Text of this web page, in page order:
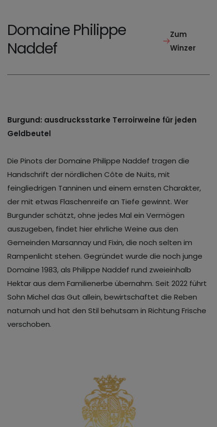
Domaine Philippe
Naddef
Zum
Winzer
Burgund: ausdrucksstarke Terroirweine für jeden
Geldbeutel
Die Pinots der Domaine Philippe Naddef tragen die
Handschrift der nördlichen Côte de Nuits, mit
feingliedrigen Tanninen und einem ernsten Charakter,
der mit etwas Flaschenreife an Tiefe gewinnt. Wer
Burgunder schätzt, ohne jedes Mal ein Vermögen
auszugeben, findet hier ehrliche Weine aus den
Gemeinden Marsannay und Fixin, die noch selten im
Rampenlicht stehen. Gegründet wurde die noch junge
Domaine 1983, als Philippe Naddef rund zweieinhalb
Hektar aus dem Familienerbe übernahm. Seit 2022 führt
Sohn Michel das Gut allein, bewirtschaftet die Reben
naturnah und hat den Stil behutsam in Richtung Frische
verschoben.